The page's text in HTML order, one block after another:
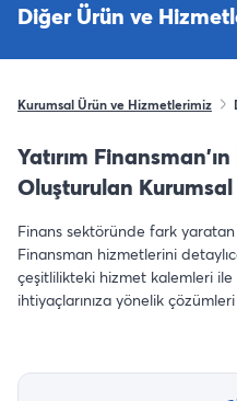
Diğer Ürün ve
Kurumsal Ürün ve Hizmetlerimiz
Yatırım
Oluşturulan
Finans sektöründe fark yaratan
Finansman hizmetlerini
çeşitlilikteki hizmet kalemleri ile
ihtiyaçlarınıza yönelik